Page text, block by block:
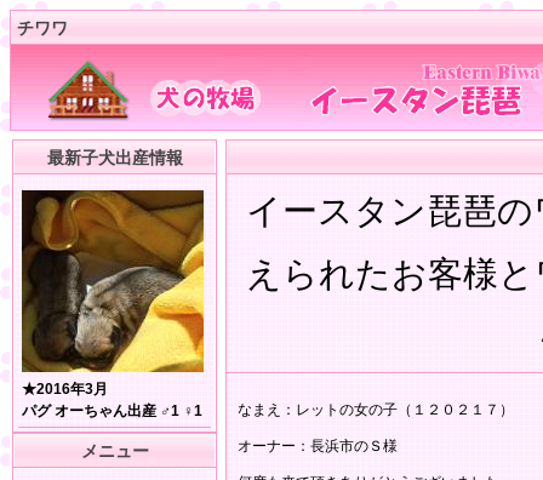
チワワ
最新子犬出産情報
★2016年3月
パグ オーちゃん出産 ♂1 ♀1
メニュー
イースタン琵琶
えられたお客様
なまえ：レットの女の子（１２０２１７）
オーナー：長浜市のＳ様